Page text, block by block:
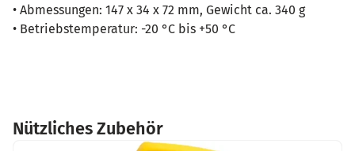
• Abmessungen: 147 x 34 x 72 mm, Gewicht ca. 340 g
• Betriebstemperatur: -20 °C bis +50 °C
Nützliches Zubehör